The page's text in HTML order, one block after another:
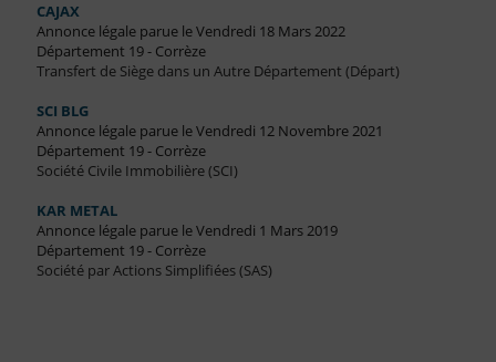
CAJAX
Annonce légale parue le Vendredi 18 Mars 2022
Département 19 - Corrèze
Transfert de Siège dans un Autre Département (Départ)
SCI BLG
Annonce légale parue le Vendredi 12 Novembre 2021
Département 19 - Corrèze
Société Civile Immobilière (SCI)
KAR METAL
Annonce légale parue le Vendredi 1 Mars 2019
Département 19 - Corrèze
Société par Actions Simplifiées (SAS)